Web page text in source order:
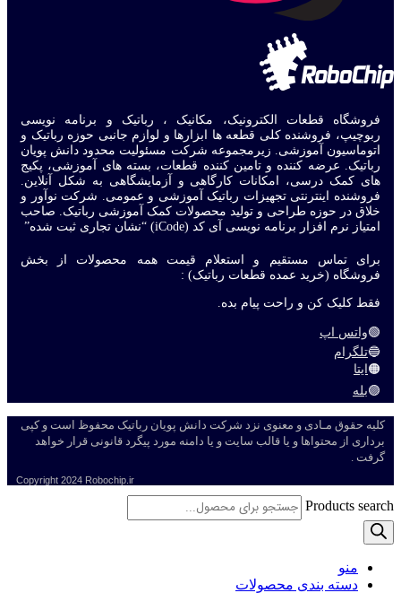
فروشگاه قطعات الکترونیک، مکانیک ، رباتیک و برنامه نویسی
ربوچیپ، فروشنده کلی قطعه ها ابزارها و لوازم جانبی حوزه رباتیک و
اتوماسیون آموزشی. زیرمجموعه شرکت مسئولیت محدود دانش پویان
رباتیک. عرضه کننده و تامین کننده قطعات، بسته های آموزشی، پکیج
های کمک درسی، امکانات کارگاهی و آزمایشگاهی به شکل آنلاین.
فروشنده اینترنتی تجهیزات رباتیک آموزشی و عمومی. شرکت نوآور و
خلاق در حوزه طراحی و تولید محصولات کمک آموزشی رباتیک. صاحب
امتیاز نرم افزار برنامه نویسی آی کد (iCode) “نشان تجاری ثبت شده”
برای تماس مستقیم و استعلام قیمت همه محصولات از بخش
فروشگاه (خرید عمده قطعات رباتیک) :
فقط کلیک کن و راحت پیام بده.
🟢واتس اپ
🔵تلگرام
🟠ایتا
🟣بله
کلیه حقوق مـادی و معنوی نزد شرکت دانش پویان رباتیک محفوظ است و کپی
برداری از محتواها و یا قالب سایت و یا دامنه مورد پیگرد قانونی قرار خواهد
گرفت .
Copyright 2024 Robochip.ir
Products search
منو
دسته بندی محصولات